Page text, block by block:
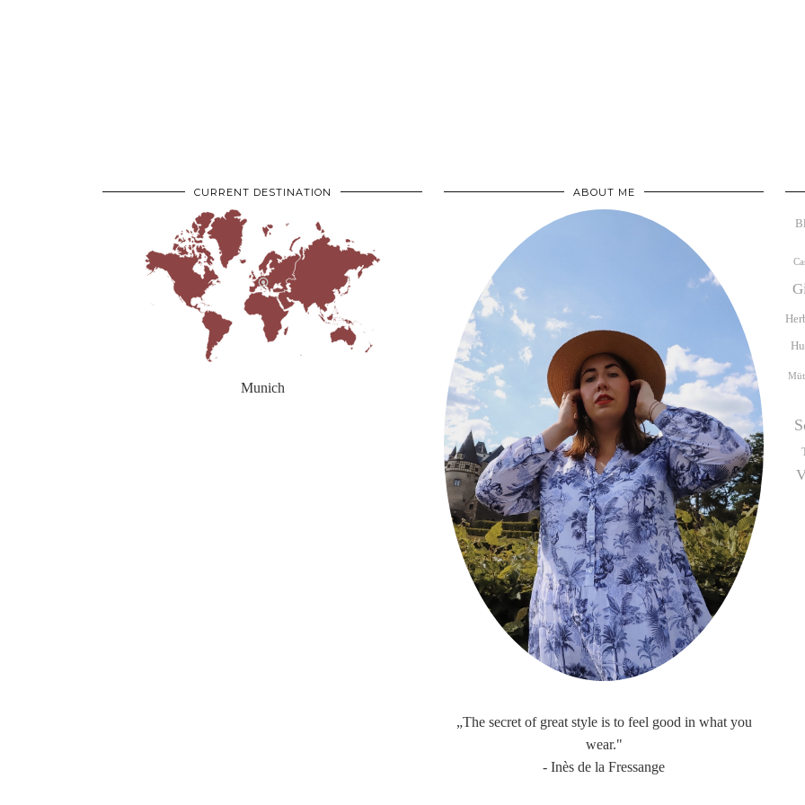
CURRENT DESTINATION
Munich
ABOUT ME
„The secret of great style is to feel good in what you
wear."
- Inès de la Fressange